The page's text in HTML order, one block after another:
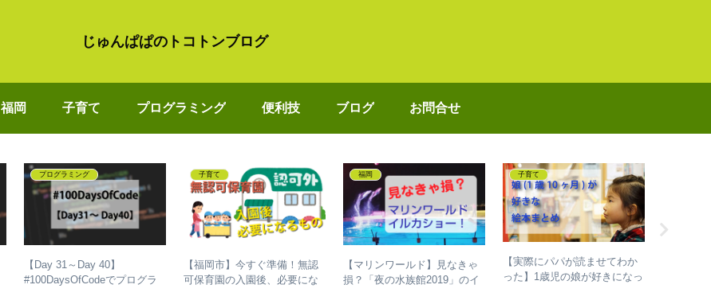
じゅんぱぱのトコトンブログ
福岡 子育て プログラミング 便利技 ブログ お問合せ
プログラミング
【Day 31～Day 40】
#100DaysOfCodeでプログラ
子育て
【福岡市】今すぐ準備！無認
可保育園の入園後、必要にな
福岡
【マリンワールド】見なきゃ
損？「夜の水族館2019」のイ
子育て
【実際にパパが読ませてわか
った】1歳児の娘が好きになっ